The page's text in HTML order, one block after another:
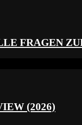
FRAGEN
(2026)